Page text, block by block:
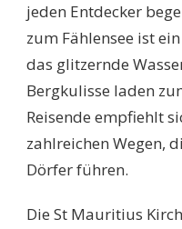
jeden Entdecker
zum Fählensee ist
das glitzernde
Bergkulisse laden
Reisende empfiehlt
zahlreichen Wegen,
Dörfer führen.
Die St Mauritius